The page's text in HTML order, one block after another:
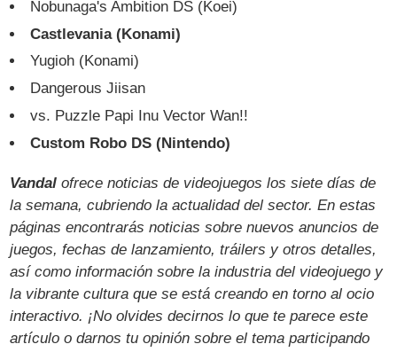
Nobunaga's Ambition DS (Koei)
Castlevania (Konami)
Yugioh (Konami)
Dangerous Jiisan
vs. Puzzle Papi Inu Vector Wan!!
Custom Robo DS (Nintendo)
Vandal ofrece noticias de videojuegos los siete días de
la semana, cubriendo la actualidad del sector. En estas
páginas encontrarás noticias sobre nuevos anuncios de
juegos, fechas de lanzamiento, tráilers y otros detalles,
así como información sobre la industria del videojuego y
la vibrante cultura que se está creando en torno al ocio
interactivo. ¡No olvides decirnos lo que te parece este
artículo o darnos tu opinión sobre el tema participando